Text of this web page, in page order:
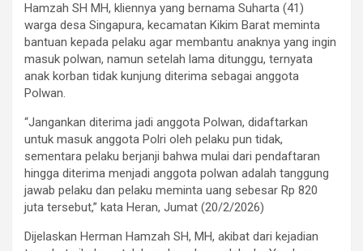
Hamzah SH MH, kliennya yang bernama Suharta (41)
warga desa Singapura, kecamatan Kikim Barat meminta
bantuan kepada pelaku agar membantu anaknya yang ingin
masuk polwan, namun setelah lama ditunggu, ternyata
anak korban tidak kunjung diterima sebagai anggota
Polwan.
“Jangankan diterima jadi anggota Polwan, didaftarkan
untuk masuk anggota Polri oleh pelaku pun tidak,
sementara pelaku berjanji bahwa mulai dari pendaftaran
hingga diterima menjadi anggota polwan adalah tanggung
jawab pelaku dan pelaku meminta uang sebesar Rp 820
juta tersebut,” kata Heran, Jumat (20/2/2026)
Dijelaskan Herman Hamzah SH, MH, akibat dari kejadian